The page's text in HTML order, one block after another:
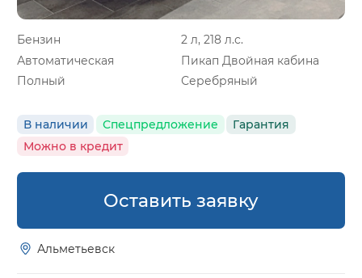
Бензин
2 л, 218 л.с.
Автоматическая
Пикап Двойная кабина
Полный
Серебряный
В наличии Спецпредложение
Гарантия
Можно в кредит
Оставить заявку
Альметьевск